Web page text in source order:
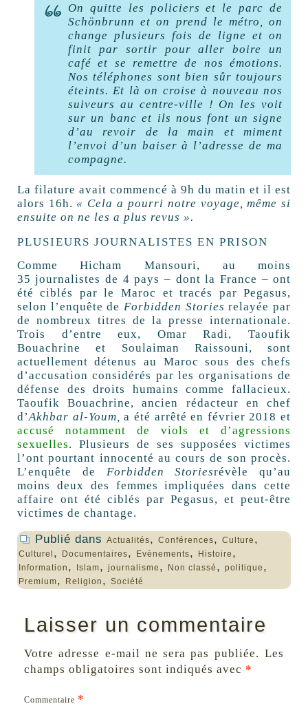
On quitte les policiers et le parc de
Schönbrunn et on prend le métro, on
change plusieurs fois de ligne et on
finit par sortir pour aller boire un
café et se remettre de nos émotions.
Nos téléphones sont bien sûr toujours
éteints. Et là on croise à nouveau nos
suiveurs au centre-ville ! On les voit
sur un banc et ils nous font un signe
d’au revoir de la main et miment
l’envoi d’un baiser à l’adresse de ma
compagne.
La filature avait commencé à 9h du matin et il est
alors 16h. « Cela a pourri notre voyage, même si
ensuite on ne les a plus revus ».
PLUSIEURS JOURNALISTES EN PRISON
Comme Hicham Mansouri, au moins
35 journalistes de 4 pays – dont la France – ont
été ciblés par le Maroc et tracés par Pegasus,
selon l’enquête de Forbidden Stories relayée par
de nombreux titres de la presse internationale.
Trois d’entre eux, Omar Radi, Taoufik
Bouachrine et Soulaiman Raissouni, sont
actuellement détenus au Maroc sous des chefs
d’accusation considérés par les organisations de
défense des droits humains comme fallacieux.
Taoufik Bouachrine, ancien rédacteur en chef
d’Akhbar al-Youm, a été arrêté en février 2018 et
accusé notamment de viols et d’agressions
sexuelles. Plusieurs de ses supposées victimes
l’ont pourtant innocenté au cours de son procès.
L’enquête de Forbidden Storiesrévèle qu’au
moins deux des femmes impliquées dans cette
affaire ont été ciblés par Pegasus, et peut-être
victimes de chantage.
Publié dans Actualités, Conférences, Culture ,
Culturel , Documentaires, Evènements, Histoire ,
Information , Islam, journalisme , Non classé , politique ,
Premium, Religion , Société
Laisser un commentaire
Votre adresse e-mail ne sera pas publiée. Les
champs obligatoires sont indiqués avec *
Commentaire *